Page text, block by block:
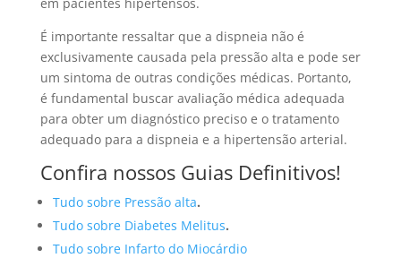
É importante ressaltar que a dispneia não é
exclusivamente causada pela pressão alta e pode ser
um sintoma de outras condições médicas. Portanto,
é fundamental buscar avaliação médica adequada
para obter um diagnóstico preciso e o tratamento
adequado para a dispneia e a hipertensão arterial.
Confira nossos Guias Definitivos!
Tudo sobre Pressão alta.
Tudo sobre Diabetes Melitus.
Tudo sobre Infarto do Miocárdio